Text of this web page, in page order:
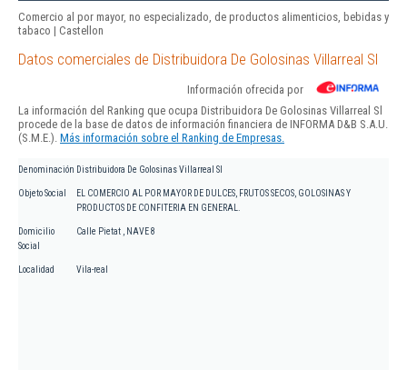
Comercio al por mayor, no especializado, de productos alimenticios, bebidas y
tabaco | Castellon
Datos comerciales de Distribuidora De Golosinas Villarreal Sl
Información ofrecida por
La información del Ranking que ocupa Distribuidora De Golosinas Villarreal Sl
procede de la base de datos de información financiera de INFORMA D&B S.A.U.
(S.M.E.). Más información sobre el Ranking de Empresas.
Denominación Distribuidora De Golosinas Villarreal Sl
Objeto Social
EL COMERCIO AL POR MAYOR DE DULCES, FRUTOS SECOS, GOLOSINAS Y
PRODUCTOS DE CONFITERIA EN GENERAL.
Domicilio
Social
Calle Pietat , NAVE 8
Localidad Vila-real